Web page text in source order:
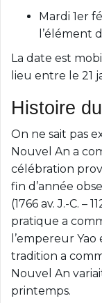
Mardi 1er
l’élément
La date est
lieu entre le 21
Histoire
On ne sait pas
Nouvel An a
célébration
fin d’année
(1766 av. J.-C. –
pratique a
l’empereur
tradition a
Nouvel An
printemps.